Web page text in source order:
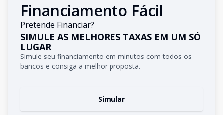
Financiamento Fácil
Pretende Financiar?
SIMULE AS MELHORES TAXAS EM UM SÓ
LUGAR
Simule seu financiamento em minutos com todos os
bancos e consiga a melhor proposta.
Simular